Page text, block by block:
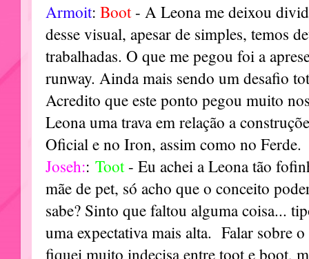
Armoit: Boot- A Leona me deixou
desse visual, apesar de simples, temos
trabalhadas. O que me pegou foi a
runway. Ainda mais sendo um desafio
Acredito que este ponto pegou muito
Leona uma trava em relação a
Oficial e no Iron, assim como no Ferde.
Joseh:: Toot- Eu achei a Leona tão
mãe de pet, só acho que o conceito
sabe? Sinto que faltou alguma coisa...
uma expectativa mais alta. Falar sobre
fiquei muito indecisa entre toot e boot,